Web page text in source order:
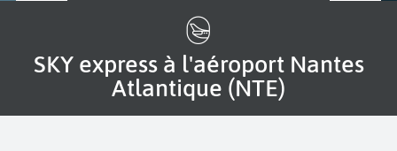
SKY express à l'aéroport Nantes
Atlantique (NTE)